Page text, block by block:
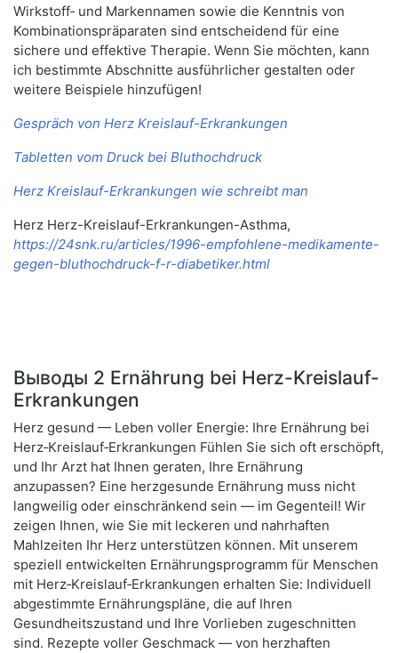
Wirkstoff‑ und Markennamen sowie die Kenntnis von
Kombinationspräparaten sind entscheidend für eine
sichere und effektive Therapie. Wenn Sie möchten, kann
ich bestimmte Abschnitte ausführlicher gestalten oder
weitere Beispiele hinzufügen!
Gespräch von Herz Kreislauf-Erkrankungen
Tabletten vom Druck bei Bluthochdruck
Herz Kreislauf-Erkrankungen wie schreibt man
Herz Herz-Kreislauf-Erkrankungen-Asthma,
https://24snk.ru/articles/1996-empfohlene-medikamente-
gegen-bluthochdruck-f-r-diabetiker.html
Выводы 2 Ernährung bei Herz-Kreislauf-
Erkrankungen
Herz gesund — Leben voller Energie: Ihre Ernährung bei
Herz‑Kreislauf‑Erkrankungen Fühlen Sie sich oft erschöpft,
und Ihr Arzt hat Ihnen geraten, Ihre Ernährung
anzupassen? Eine herzgesunde Ernährung muss nicht
langweilig oder einschränkend sein — im Gegenteil! Wir
zeigen Ihnen, wie Sie mit leckeren und nahrhaften
Mahlzeiten Ihr Herz unterstützen können. Mit unserem
speziell entwickelten Ernährungsprogramm für Menschen
mit Herz‑Kreislauf‑Erkrankungen erhalten Sie: Individuell
abgestimmte Ernährungspläne, die auf Ihren
Gesundheitszustand und Ihre Vorlieben zugeschnitten
sind. Rezepte voller Geschmack — von herzhaften